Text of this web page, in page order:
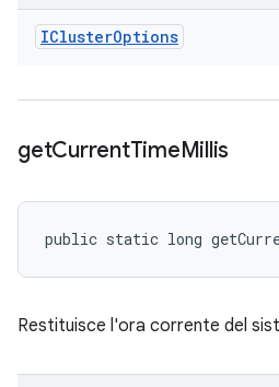
IClusterOptions
getCurrentTimeMillis
public static long
Restituisce l'ora corrente del